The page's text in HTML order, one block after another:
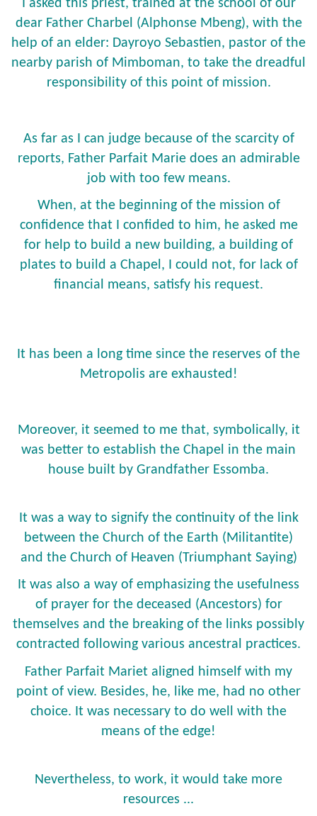
I asked this priest, trained at the school of our
dear Father Charbel (Alphonse Mbeng), with the
help of an elder: Dayroyo Sebastien, pastor of the
nearby parish of Mimboman, to take the dreadful
responsibility of this point of mission.
As far as I can judge because of the scarcity of
reports, Father Parfait Marie does an admirable
job with too few means.
When, at the beginning of the mission of
confidence that I confided to him, he asked me
for help to build a new building, a building of
plates to build a Chapel, I could not, for lack of
financial means, satisfy his request.
It has been a long time since the reserves of the
Metropolis are exhausted!
Moreover, it seemed to me that, symbolically, it
was better to establish the Chapel in the main
house built by Grandfather Essomba.
It was a way to signify the continuity of the link
between the Church of the Earth (Militantite)
and the Church of Heaven (Triumphant Saying)
It was also a way of emphasizing the usefulness
of prayer for the deceased (Ancestors) for
themselves and the breaking of the links possibly
contracted following various ancestral practices.
Father Parfait Mariet aligned himself with my
point of view. Besides, he, like me, had no other
choice. It was necessary to do well with the
means of the edge!
Nevertheless, to work, it would take more
resources ...